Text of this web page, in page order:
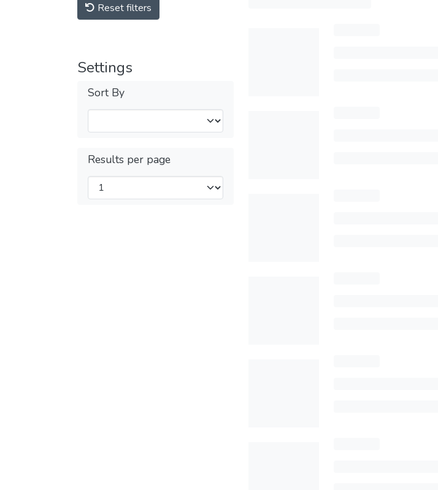
Reset filters
Settings
Sort By
Results per page